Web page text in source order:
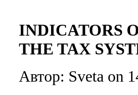
INDICATORS
THE TAX
Автор: Sveta on